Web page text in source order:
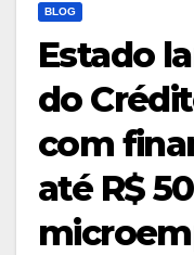
BLOG
Estado
do
com
até R$